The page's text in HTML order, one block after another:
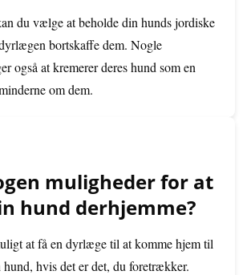
du vælge at beholde din hunds jordiske
bortskaffe dem. Nogle
også at kremerer deres hund som en
om dem.
muligheder for at
hund derhjemme?
at få en dyrlæge til at komme hjem til
hvis det er det, du foretrækker.